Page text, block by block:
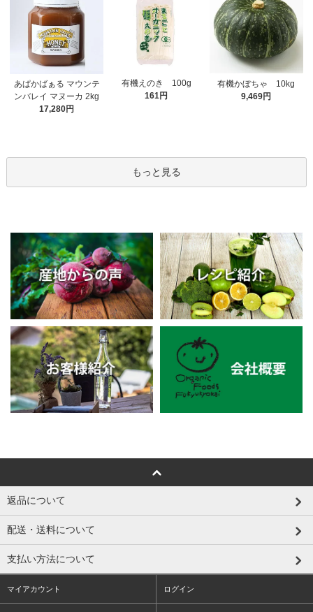
あぱかばぁる マウンテ
ンバレイ マヌーカ 2kg
17,280円
有機えのき 100g
161円
有機かぼちゃ 10kg
9,469円
もっと見る
返品について
配送・送料について
支払い方法について
マイアカウント ログイン